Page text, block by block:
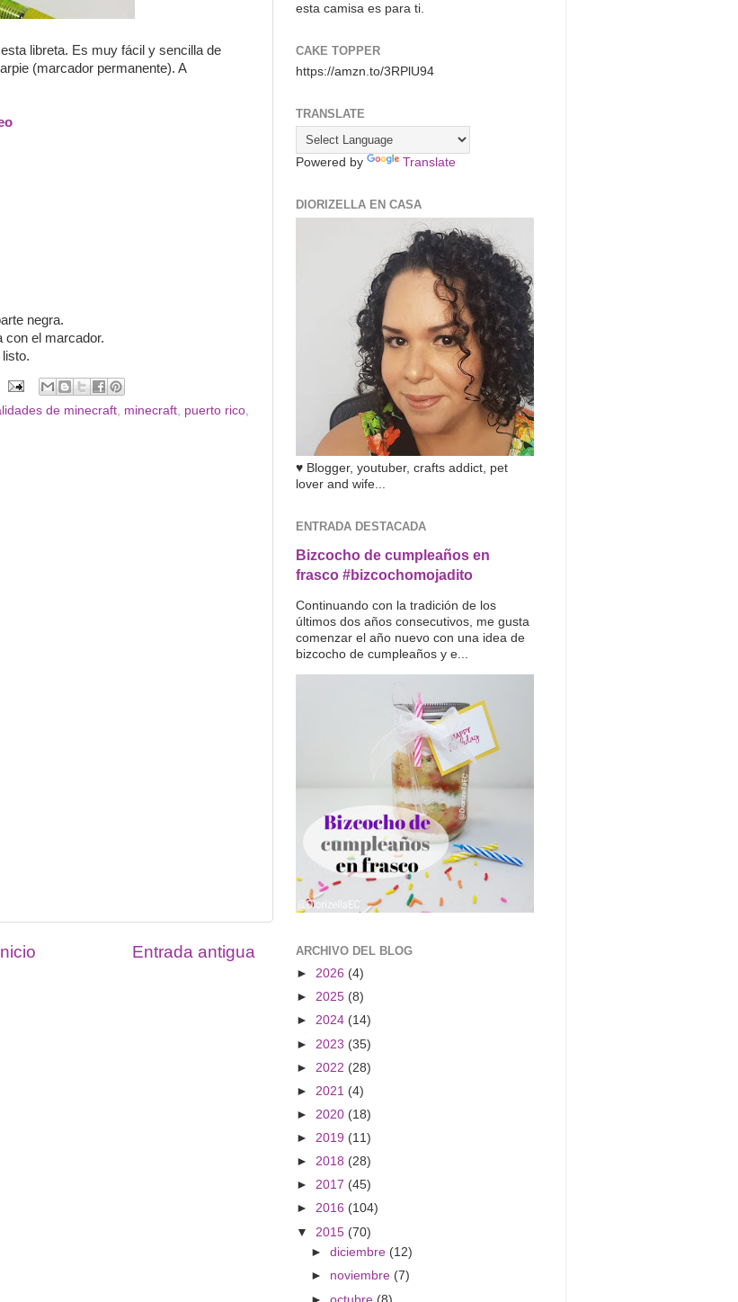
libreta. Es muy fácil y sencilla de
(marcador permanente). A
negra.
con el marcador.
de minecraft minecraft puerto rico
Entrada antigua
esta camisa es para ti.
CAKE TOPPER
https://amzn.to/3RPlU94
TRANSLATE
Powered by Translate
DIORIZELLA EN CASA
♥ Blogger, youtuber, crafts addict, pet
lover and wife...
ENTRADA DESTACADA
Bizcocho de cumpleaños en
frasco #bizcochomojadito
Continuando con la tradición de los
últimos dos años consecutivos, me gusta
comenzar el año nuevo con una idea de
bizcocho de cumpleaños y e...
ARCHIVO DEL BLOG
► 2026 (4)
► 2025 (8)
► 2024 (14)
► 2023 (35)
► 2022 (28)
► 2021 (4)
► 2020 (18)
► 2019 (11)
► 2018 (28)
► 2017 (45)
► 2016 (104)
▼ 2015 (70)
►diciembre (12)
► noviembre (7)
►octubre (8)